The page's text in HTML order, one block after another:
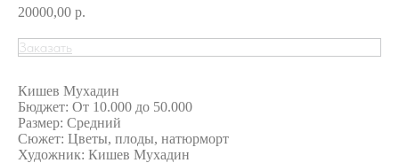
20000,00 р.
Заказать
Кишев Мухадин
Бюджет: От 10.000 до 50.000
Размер: Средний
Сюжет: Цветы, плоды, натюрморт
Художник: Кишев Мухадин